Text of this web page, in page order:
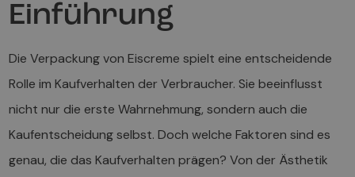
Einführung
Die Verpackung von Eiscreme spielt eine entscheidende
Rolle im Kaufverhalten der Verbraucher. Sie beeinflusst
nicht nur die erste Wahrnehmung, sondern auch die
Kaufentscheidung selbst. Doch welche Faktoren sind es
genau, die das Kaufverhalten prägen? Von der Ästhetik